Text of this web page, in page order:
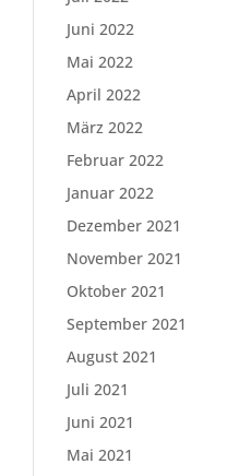
Juni 2022
Mai 2022
April 2022
März 2022
Februar 2022
Januar 2022
Dezember 2021
November 2021
Oktober 2021
September 2021
August 2021
Juli 2021
Juni 2021
Mai 2021